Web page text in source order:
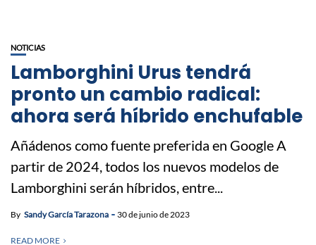
NOTICIAS
Lamborghini Urus tendrá
pronto un cambio radical:
ahora será híbrido enchufable
Añádenos como fuente preferida en Google A
partir de 2024, todos los nuevos modelos de
Lamborghini serán híbridos, entre...
By Sandy García Tarazona 30 de junio de 2023
READ MORE